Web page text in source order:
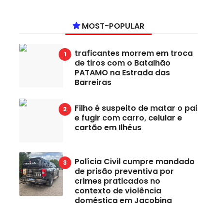
MOST-POPULAR
traficantes morrem em troca
de tiros com o Batalhão
PATAMO na Estrada das
Barreiras
Filho é suspeito de matar o pai
e fugir com carro, celular e
cartão em Ilhéus
Polícia Civil cumpre mandado
de prisão preventiva por
crimes praticados no
contexto de violência
doméstica em Jacobina